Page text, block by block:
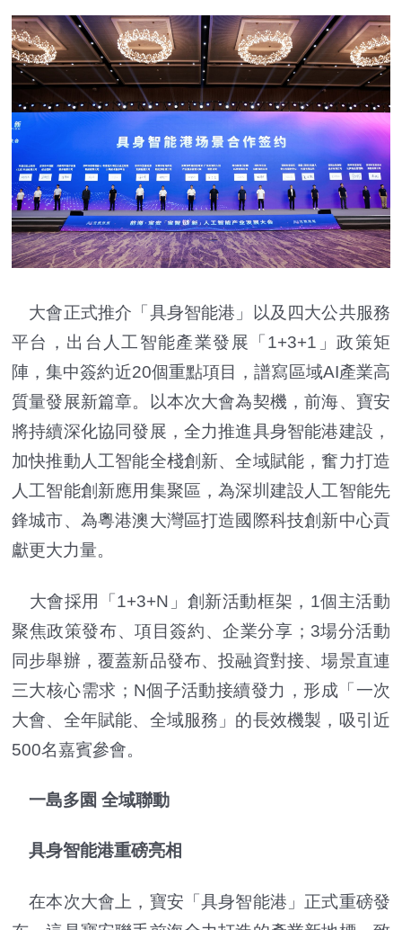
大會正式推介「具身智能港」以及四大公共服務
平台，出台人工智能產業發展「1+3+1」政策矩
陣，集中簽約近20個重點項目，譜寫區域AI產業高
質量發展新篇章。以本次大會為契機，前海、寶安
將持續深化協同發展，全力推進具身智能港建設，
加快推動人工智能全棧創新、全域賦能，奮力打造
人工智能創新應用集聚區，為深圳建設人工智能先
鋒城市、為粵港澳大灣區打造國際科技創新中心貢
獻更大力量。
大會採用「1+3+N」創新活動框架，1個主活動
聚焦政策發布、項目簽約、企業分享；3場分活動
同步舉辦，覆蓋新品發布、投融資對接、場景直連
三大核心需求；N個子活動接續發力，形成「一次
大會、全年賦能、全域服務」的長效機製，吸引近
500名嘉賓參會。
一島多園 全域聯動
具身智能港重磅亮相
在本次大會上，寶安「具身智能港」正式重磅發